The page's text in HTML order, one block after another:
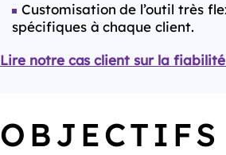
Customisation de l’outil très
spécifiques à chaque client.
Lire notre cas client sur la
OBJECTIFS